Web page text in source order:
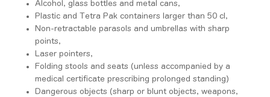
Alcohol, glass bottles and metal cans,
Plastic and Tetra Pak containers larger than 50 cl,
Non-retractable parasols and umbrellas with sharp
points,
Laser pointers,
Folding stools and seats (unless accompanied by a
medical certificate prescribing prolonged standing)
Dangerous objects (sharp or blunt objects, weapons,